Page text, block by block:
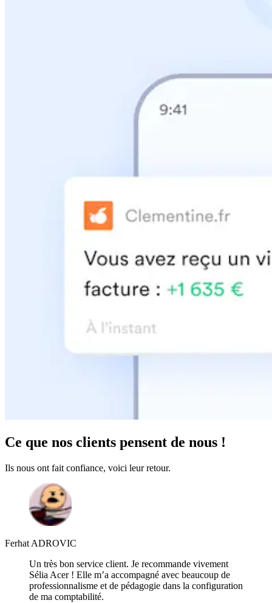
Ce que nos clients pensent de nous !
Ils nous ont fait confiance, voici leur retour.
Ferhat ADROVIC
Un très bon service client. Je recommande vivement
Sélia Acer ! Elle m’a accompagné avec beaucoup de
professionnalisme et de pédagogie dans la configuration
de ma comptabilité.